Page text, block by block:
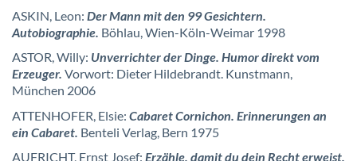
ASKIN, Leon: Der Mann mit den 99 Gesichtern.
Autobiographie. Böhlau, Wien-Köln-Weimar 1998
ASTOR, Willy: Unverrichter der Dinge. Humor direkt vom
Erzeuger. Vorwort: Dieter Hildebrandt. Kunstmann,
München 2006
ATTENHOFER, Elsie: Cabaret Cornichon. Erinnerungen an
ein Cabaret. Benteli Verlag, Bern 1975
AUFRICHT, Ernst Josef: Erzähle, damit du dein Recht erweist.